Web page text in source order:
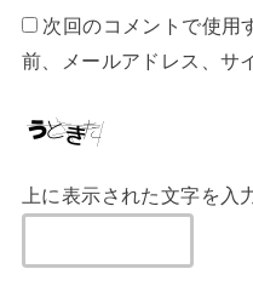
次回のコメントで使用
前、メールアドレス、サ
上に表示された文字を入